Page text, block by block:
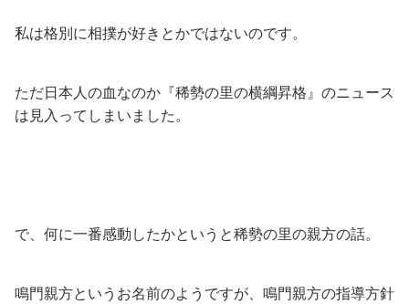
私は格別に相撲が好きとかではないのです。
ただ日本人の血なのか『稀勢の里の横綱昇格』のニュース
は見入ってしまいました。
で、何に一番感動したかというと稀勢の里の親方の話。
鳴門親方というお名前のようですが、鳴門親方の指導方針